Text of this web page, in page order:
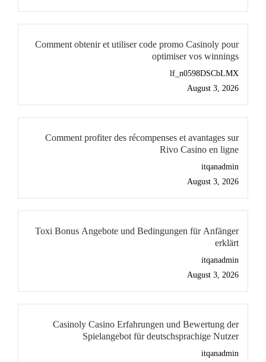
Comment obtenir et utiliser code promo Casinoly pour
optimiser vos winnings
lf_n0598DSCbLMX
August 3, 2026
Comment profiter des récompenses et avantages sur
Rivo Casino en ligne
itqanadmin
August 3, 2026
Toxi Bonus Angebote und Bedingungen für Anfänger
erklärt
itqanadmin
August 3, 2026
Casinoly Casino Erfahrungen und Bewertung der
Spielangebot für deutschsprachige Nutzer
itqanadmin